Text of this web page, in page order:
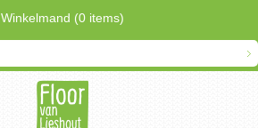
Winkelmand (0 items)